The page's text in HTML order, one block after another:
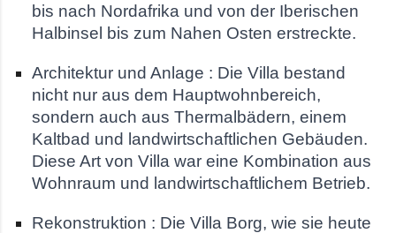
bis nach Nordafrika und von der Iberischen
Halbinsel bis zum Nahen Osten erstreckte.
Architektur und Anlage : Die Villa bestand
nicht nur aus dem Hauptwohnbereich,
sondern auch aus Thermalbädern, einem
Kaltbad und landwirtschaftlichen Gebäuden.
Diese Art von Villa war eine Kombination aus
Wohnraum und landwirtschaftlichem Betrieb.
Rekonstruktion : Die Villa Borg, wie sie heute